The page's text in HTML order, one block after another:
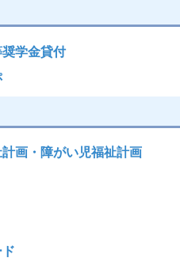
学金貸付
画・障がい児福祉計画